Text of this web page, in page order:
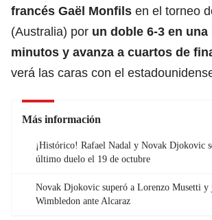
francés Gaël Monfils en el torneo
(Australia) por un doble 6-3 en
minutos y avanza a cuartos de
verá las caras con el
Más información
¡Histórico! Rafael Nadal y Novak Djokovic
último duelo el 19 de octubre
Novak Djokovic superó a Lorenzo Musetti y
Wimbledon ante Alcaraz